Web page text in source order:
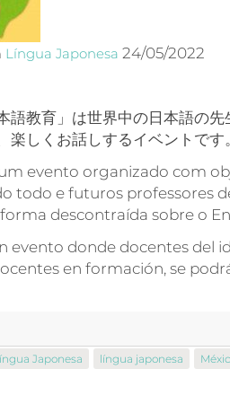
Língua Japonesa 24/05/2022
語教育」は世界中の日本語の
楽しくお話しするイベントです
evento organizado com
todo e futuros professores
descontraída sobre o
evento donde docentes del
en formación, se
Japonesa língua japonesa